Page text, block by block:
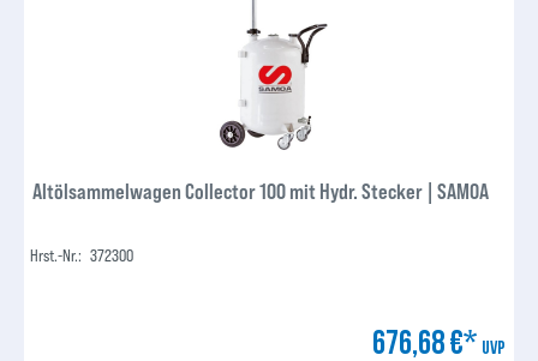
Altölsammelwagen Collector 100 mit Hydr. Stecker | SAMOA
Hrst.-Nr.: 372300
676,68 €* UVP